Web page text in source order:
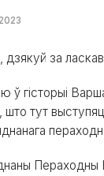
за
гісторыі
што тут
Пераходны